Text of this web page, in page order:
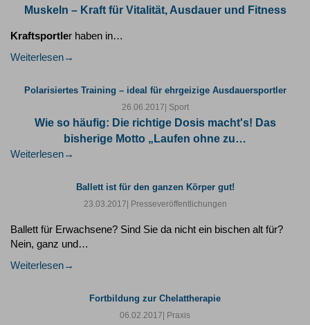
Muskeln – Kraft für Vitalität, Ausdauer und Fitness
Kraftsportler haben in…
Weiterlesen
Polarisiertes Training – ideal für ehrgeizige Ausdauersportler
26.06.2017| Sport
Wie so häufig: Die richtige Dosis macht's! Das
bisherige Motto „Laufen ohne zu…
Weiterlesen
Ballett ist für den ganzen Körper gut!
23.03.2017| Presseveröffentlichungen
Ballett für Erwachsene? Sind Sie da nicht ein bischen alt für?
Nein, ganz und…
Weiterlesen
Fortbildung zur Chelattherapie
06.02.2017| Praxis